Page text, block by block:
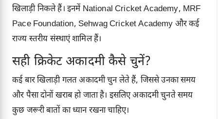
खिलाड़ी निकले हैं। इनमें National Cricket Academy, MRF
Pace Foundation, Sehwag Cricket Academy और कई
राज्य स्तरीय संस्थाएं शामिल हैं।
सही क्रिकेट अकादमी कैसे चुनें?
कई बार खिलाड़ी गलत अकादमी चुन लेते हैं, जिससे उनका समय
और पैसा दोनों खराब हो जाता है। इसलिए अकादमी चुनते समय
कुछ जरूरी बातों का ध्यान रखना चाहिए।